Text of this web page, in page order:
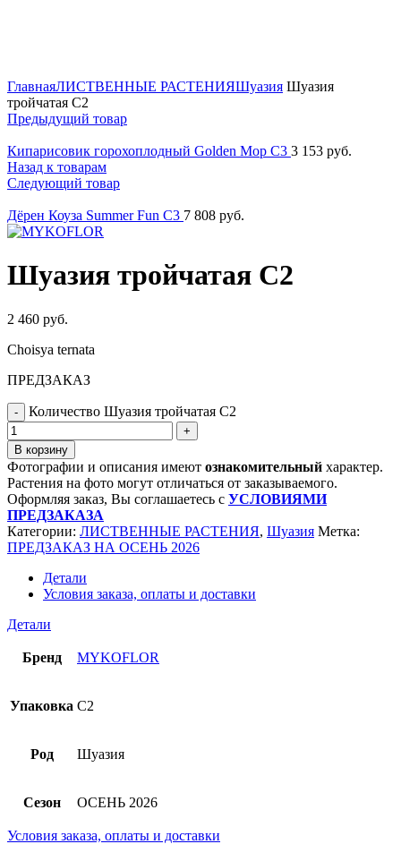
ГлавнаяЛИСТВЕННЫЕ РАСТЕНИЯШуазия Шуазия
тройчатая C2
Предыдущий товар
Кипарисовик горохоплодный Golden Mop C3 3 153 руб.
Назад к товарам
Следующий товар
Дёрен Коуза Summer Fun C3 7 808 руб.
Шуазия тройчатая C2
2 460 руб.
Choisya ternata
ПРЕДЗАКАЗ
Количество Шуазия тройчатая C2
В корзину
Фотографии и описания имеют ознакомительный характер.
Растения на фото могут отличаться от заказываемого.
Оформляя заказ, Вы соглашаетесь с УСЛОВИЯМИ
ПРЕДЗАКАЗА
Категории: ЛИСТВЕННЫЕ РАСТЕНИЯ, Шуазия Метка:
ПРЕДЗАКАЗ НА ОСЕНЬ 2026
Детали
Условия заказа, оплаты и доставки
Детали
Бренд MYKOFLOR
Упаковка C2
Род Шуазия
Сезон ОСЕНЬ 2026
Условия заказа, оплаты и доставки